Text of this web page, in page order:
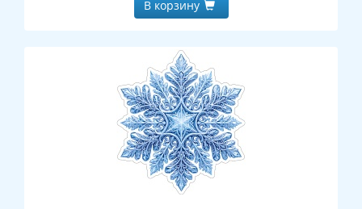
В корзину